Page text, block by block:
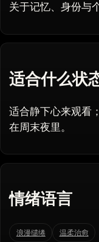
关于记忆、身份与
适合什么状
适合静下心来观看
在周末夜里。
情绪语言
浪漫缱绻 温柔治愈